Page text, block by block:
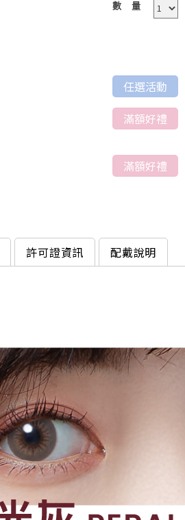
數量
任選活動
滿額好禮
滿額好禮
許可證資訊 配戴說明